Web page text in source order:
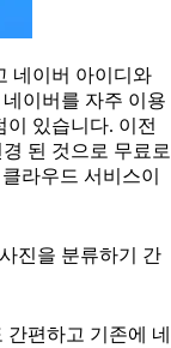
네이버 아이디와
이버를 자주 이용
있습니다. 이전
된 것으로 무료로
라우드 서비스이
진을 분류하기 간
편하고 기존에 네